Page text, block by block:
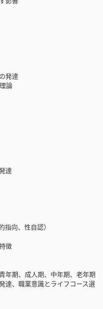
発達
論
達
向、性自認）
徴
年期、成人期、中年期、老年期
達、職業意識とライフコース選